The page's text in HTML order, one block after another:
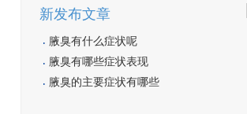
新发布文章
腋臭有什么症状呢
腋臭有哪些症状表现
腋臭的主要症状有哪些